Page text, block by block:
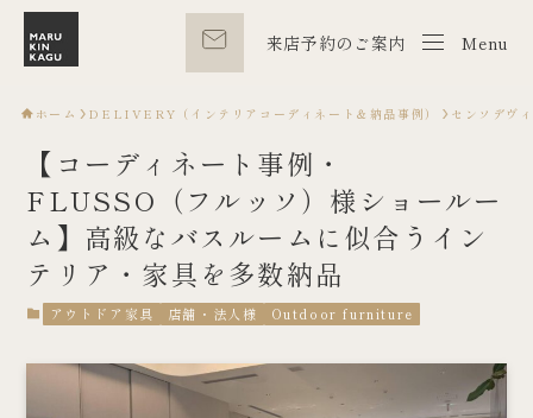
来店予約のご案内 Menu
Menu
ホーム DELIVERY（インテリアコーディネート＆納品事例） センソデヴ
【コーディネート事例・
FLUSSO（フルッソ）様ショールー
ム】高級なバスルームに似合うイン
テリア・家具を多数納品
アウトドア家具 店舗・法人様 Outdoor furniture